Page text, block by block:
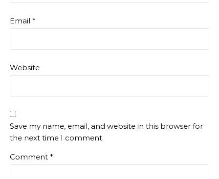
Email *
Website
Save my name, email, and website in this browser for
the next time I comment.
Comment *